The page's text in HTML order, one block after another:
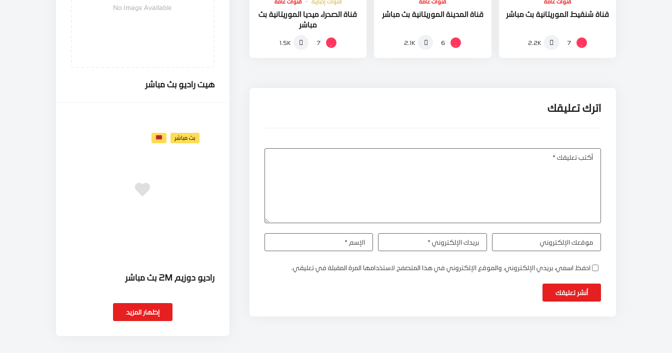
قناة شنقيط الموريتانية بث مباشر
7
2.2K
قناة المدينة الموريتانية بث مباشر
6
2.1K
قناة الصحراء ميديا الموريتانية بث
مباشر
7
1.5K
اترك تعليقك
احفظ اسمي، بريدي الإلكتروني، والموقع الإلكتروني في هذا المتصفح لاستخدامها المرة المقبلة في تعليقي.
No Image Available
هيت راديو بث مباشر
بث مباشر
راديو دوزيم 2M بث مباشر
إظهار المزيد